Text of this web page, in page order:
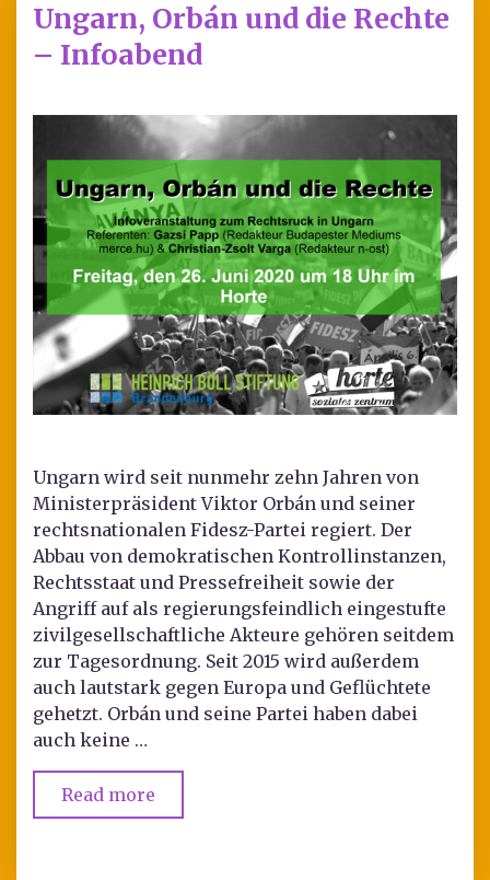
Ungarn, Orbán und die Rechte
– Infoabend
Ungarn wird seit nunmehr zehn Jahren von
Ministerpräsident Viktor Orbán und seiner
rechtsnationalen Fidesz-Partei regiert. Der
Abbau von demokratischen Kontrollinstanzen,
Rechtsstaat und Pressefreiheit sowie der
Angriff auf als regierungsfeindlich eingestufte
zivilgesellschaftliche Akteure gehören seitdem
zur Tagesordnung. Seit 2015 wird außerdem
auch lautstark gegen Europa und Geflüchtete
gehetzt. Orbán und seine Partei haben dabei
auch keine …
Read more